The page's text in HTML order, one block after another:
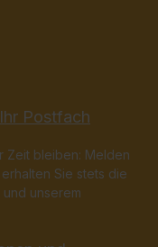
Postfach
Zeit bleiben: Melden
Sie stets die
unserem